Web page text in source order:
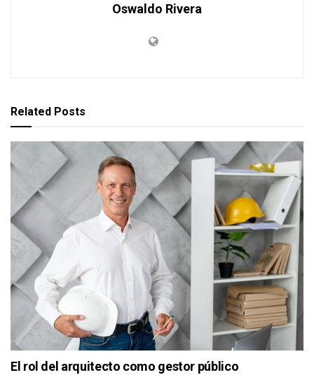
Oswaldo Rivera
Related Posts
El rol del arquitecto como gestor público